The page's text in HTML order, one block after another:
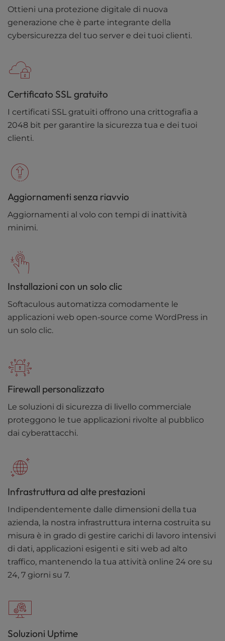
Ottieni una protezione digitale di nuova
generazione che è parte integrante della
cybersicurezza del tuo server e dei tuoi clienti.
Certificato SSL gratuito
I certificati SSL gratuiti offrono una crittografia a
2048 bit per garantire la sicurezza tua e dei tuoi
clienti.
Aggiornamenti senza riavvio
Aggiornamenti al volo con tempi di inattività
minimi.
Installazioni con un solo clic
Softaculous automatizza comodamente le
applicazioni web open-source come WordPress in
un solo clic.
Firewall personalizzato
Le soluzioni di sicurezza di livello commerciale
proteggono le tue applicazioni rivolte al pubblico
dai cyberattacchi.
Infrastruttura ad alte prestazioni
Indipendentemente dalle dimensioni della tua
azienda, la nostra infrastruttura interna costruita su
misura è in grado di gestire carichi di lavoro intensivi
di dati, applicazioni esigenti e siti web ad alto
traffico, mantenendo la tua attività online 24 ore su
24, 7 giorni su 7.
Soluzioni Uptime